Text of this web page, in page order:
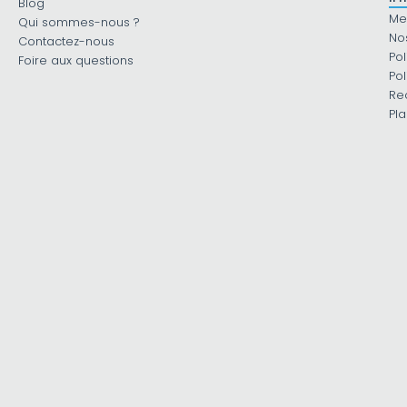
Qui sommes-nous ?
Contactez-nous
Foire aux questions